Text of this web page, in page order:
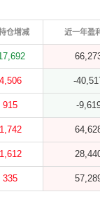
仓增减 近一年盈
4,506 -
915 -
1,742
1,612
335